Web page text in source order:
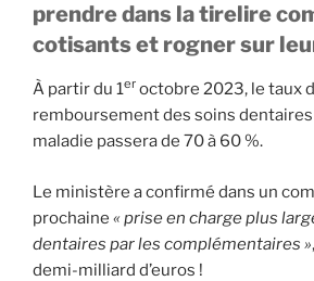
prendre dans la tirelire
cotisants et rogner sur
À partir du 1er octobre 2023, le taux
remboursement des soins dentaires
maladie passera de 70 à 60 %.
Le ministère a confirmé dans un
prochaine « prise en charge plus
dentaires par les complémentaires »
demi-milliard d’euros !